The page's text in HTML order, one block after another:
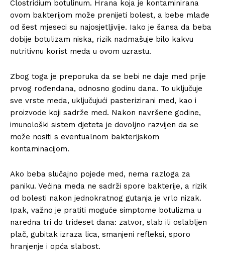
Clostridium botulinum. Hrana koja je kontaminirana
ovom bakterijom može prenijeti bolest, a bebe mlađe
od šest mjeseci su najosjetljivije. Iako je šansa da beba
dobije botulizam niska, rizik nadmašuje bilo kakvu
nutritivnu korist meda u ovom uzrastu.
Zbog toga je preporuka da se bebi ne daje med prije
prvog rođendana, odnosno godinu dana. To uključuje
sve vrste meda, uključujući pasterizirani med, kao i
proizvode koji sadrže med. Nakon navršene godine,
imunološki sistem djeteta je dovoljno razvijen da se
može nositi s eventualnom bakterijskom
kontaminacijom.
Ako beba slučajno pojede med, nema razloga za
paniku. Većina meda ne sadrži spore bakterije, a rizik
od bolesti nakon jednokratnog gutanja je vrlo nizak.
Ipak, važno je pratiti moguće simptome botulizma u
naredna tri do trideset dana: zatvor, slab ili oslabljen
plač, gubitak izraza lica, smanjeni refleksi, sporo
hranjenje i opća slabost.